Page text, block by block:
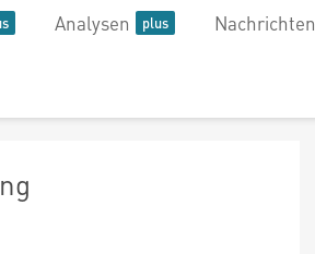
Analysen Nachrichten